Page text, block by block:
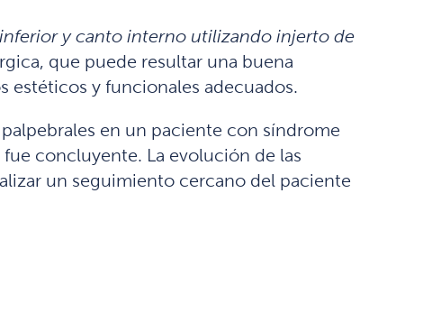
y canto interno utilizando injerto de
que puede resultar una buena
estéticos y funcionales adecuados.
en un paciente con síndrome
concluyente. La evolución de las
un seguimiento cercano del paciente